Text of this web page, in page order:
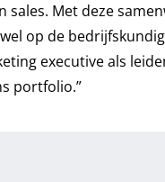
Met deze
op de
executive als
portfolio.”